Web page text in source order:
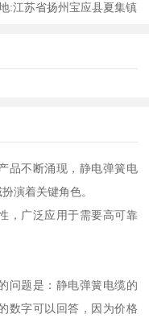
:江苏省扬州宝应县夏集镇
品不断涌现，静电弹簧电
演着关键角色。
，广泛应用于需要高可靠
问题是：静电弹簧电缆的
数字可以回答，因为价格